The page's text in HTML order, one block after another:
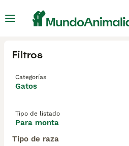
Filtros
Categorías
Gatos
Tipo de listado
Para monta
Tipo de raza